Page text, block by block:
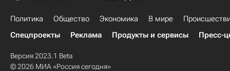
Политика Общество Экономика В мире
Спецпроекты
Реклама Продукты и сервисы Пресс-
Версия 2023.1 Beta
© 2026 МИА «Россия сегодня»